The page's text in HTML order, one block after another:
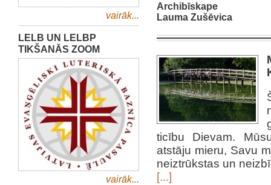
vairāk...
LELB UN LELBP
TIKŠANĀS ZOOM
vairāk...
Archibīskape
Lauma Zušēvica
ticību Dievam.
atstāju mieru, Savu
neiztrūkstas un
[...]